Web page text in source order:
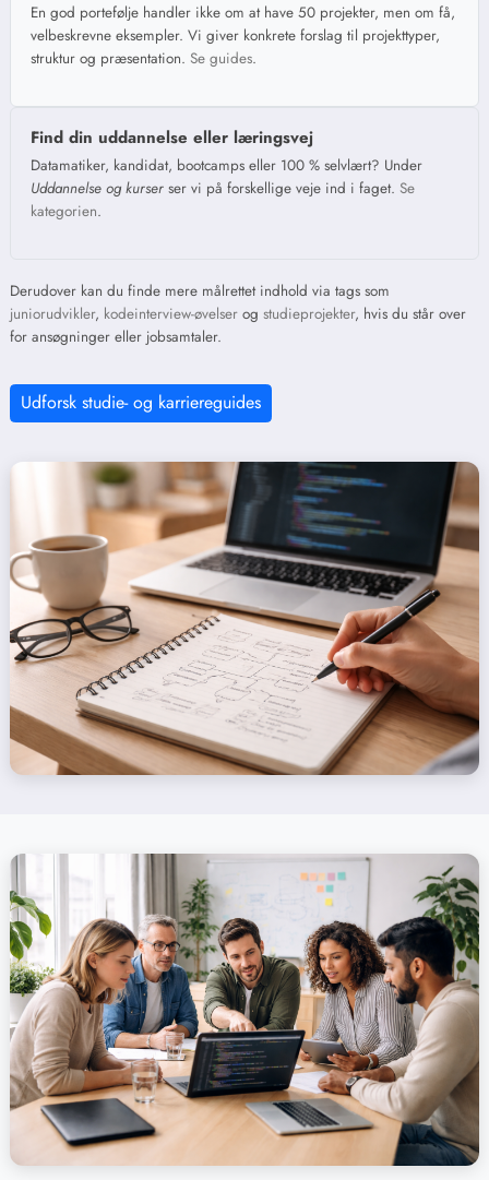
En god portefølje handler ikke om at have 50 projekter, men om få,
velbeskrevne eksempler. Vi giver konkrete forslag til projekttyper,
struktur og præsentation. Se guides.
Find din uddannelse eller læringsvej
Datamatiker, kandidat, bootcamps eller 100 % selvlært? Under
Uddannelse og kurser ser vi på forskellige veje ind i faget. Se
kategorien.
Derudover kan du finde mere målrettet indhold via tags som
juniorudvikler, kodeinterview-øvelser og studieprojekter, hvis du står over
for ansøgninger eller jobsamtaler.
Udforsk studie- og karriereguides